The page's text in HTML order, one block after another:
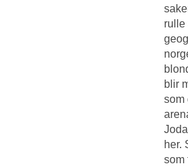
rulle
blir
som
her.
som